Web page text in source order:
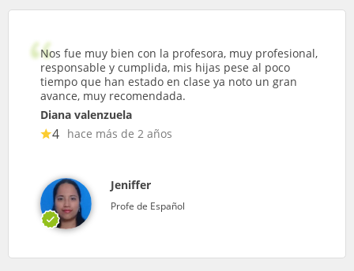
Nos fue muy bien con la profesora, muy profesional,
responsable y cumplida, mis hijas pese al poco
tiempo que han estado en clase ya noto un gran
avance, muy recomendada.
Diana valenzuela
4 hace más de 2 años
Jeniffer
Profe de Español